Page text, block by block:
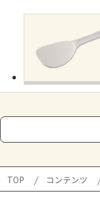
TOP コンテンツ